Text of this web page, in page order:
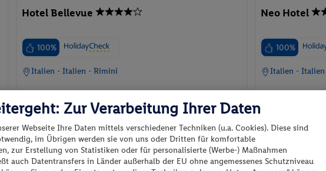
Hotel Bellevue
100%
Italien - Italien - Rimini
14.12.2026 - 19.12.2026
p.P. ab
326.21CHF
Neo Hotel
100%
Italien -
11.11.2026 -
Doppelzimmer
Zur Verarbeitung Ihrer Daten
Webseite Ihre Daten mittels verschiedener Techniken (u.a. Cookies). Diese sind
im Übrigen werden sie von uns oder Dritten für komfortable
zur Erstellung von Statistiken oder für personalisierte (Werbe-) Maßnahmen
auch Datentransfers in Länder außerhalb der EU ohne angemessenes Schutzniveau